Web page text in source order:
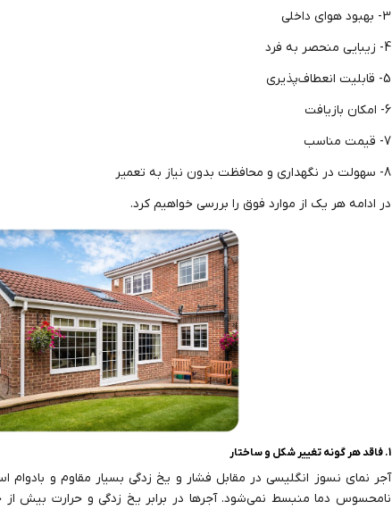
3- بهبود هوای داخلی
4- زیبایی منحصر به فرد
5- قابلیت انعطاف‌پذیری
6- امکان بازیافت
7- قیمت مناسب
8- سهولت در نگهداری و محافظت بدون نیاز به تعمیر
در ادامه هر یک از موارد فوق را بررسی خواهیم کرد.
1. فاقد هر گونه تغییر شکل و ساختار
آجر نمای نسوز انگلیسی در مقابل فشار و یخ زدگی بسیار مقاوم و بادوام
نامحسوس دما منبسط نمی‌شود. آجرها در برابر یخ زدگی و حرارت بیش